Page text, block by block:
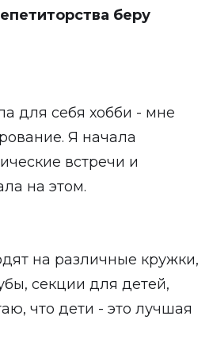
беру
для себя хобби - мне
Я начала
встречи и
на этом.
на различные кружки,
секции для детей,
что дети - это лучшая